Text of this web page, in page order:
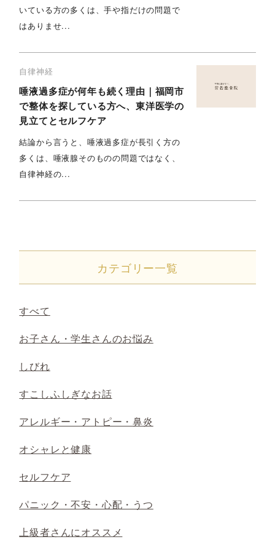
いている方の多くは、手や指だけの問題で
はありませ...
自律神経
唾液過多症が何年も続く理由｜福岡市
で整体を探している方へ、東洋医学の
見立てとセルフケア
結論から言うと、唾液過多症が長引く方の
多くは、唾液腺そのものの問題ではなく、
自律神経の...
カテゴリー一覧
すべて
お子さん・学生さんのお悩み
しびれ
すこしふしぎなお話
アレルギー・アトピー・鼻炎
オシャレと健康
セルフケア
パニック・不安・心配・うつ
上級者さんにオススメ